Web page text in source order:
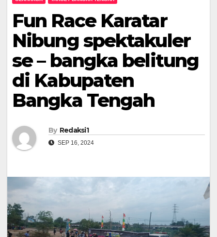
Fun Race Karatar
Nibung spektakuler
se – bangka belitung
di Kabupaten
Bangka Tengah
By Redaksi1
SEP 16, 2024